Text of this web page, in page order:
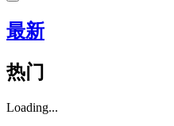
最新
热门
Loading...